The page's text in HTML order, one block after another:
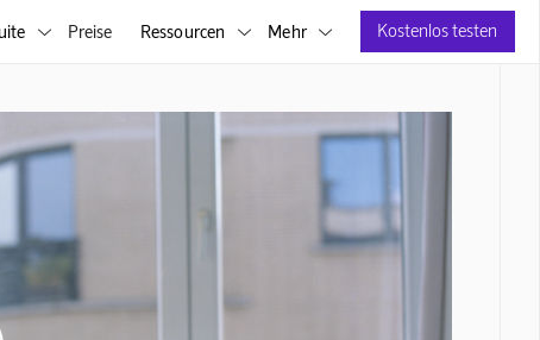
 Preise Ressourcen  Mehr  Kostenlos testen